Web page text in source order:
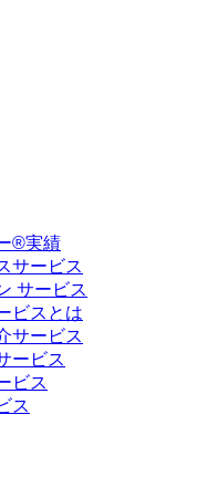
®実績
サービス
サービス
ビスとは
サービス
ービス
ビス
ス